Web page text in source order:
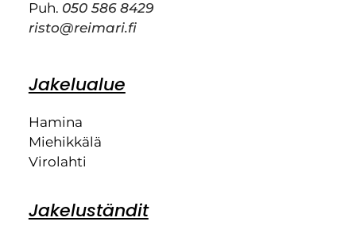
Puh. 050 586 8429
risto@reimari.fi
Jakelualue
Hamina
Miehikkälä
Virolahti
Jakeluständit